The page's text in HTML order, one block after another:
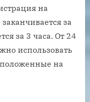
на
за
за 3 часа. От 24
использовать
на